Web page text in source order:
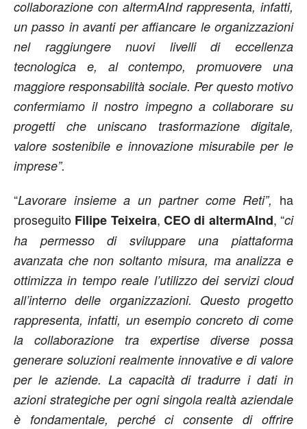
collaborazione con altermAInd rappresenta, infatti,
un passo in avanti per affiancare le organizzazioni
nel raggiungere nuovi livelli di eccellenza
tecnologica e, al contempo, promuovere una
maggiore responsabilità sociale. Per questo motivo
confermiamo il nostro impegno a collaborare su
progetti che uniscano trasformazione digitale,
valore sostenibile e innovazione misurabile per le
imprese”.
“Lavorare insieme a un partner come Reti”, ha
proseguito Filipe Teixeira,CEO di altermAInd, “ci
ha permesso di sviluppare una piattaforma
avanzata che non soltanto misura, ma analizza e
ottimizza in tempo reale l’utilizzo dei servizi cloud
all’interno delle organizzazioni. Questo progetto
rappresenta, infatti, un esempio concreto di come
la collaborazione tra expertise diverse possa
generare soluzioni realmente innovative e di valore
per le aziende. La capacità di tradurre i dati in
azioni strategiche per ogni singola realtà aziendale
è fondamentale, perché ci consente di offrire